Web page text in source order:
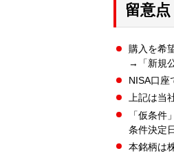
留意点
購入を希
→「新規
NISA口座
上記は当
「仮条
条件決定
本銘柄は